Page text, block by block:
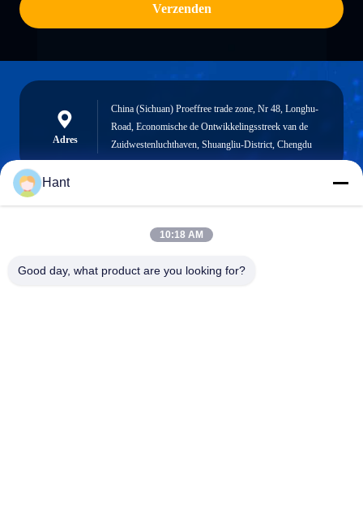
Verzenden
Adres
China (Sichuan) Proeffree trade zone, Nr 48, Longhu-
Road, Economische de Ontwikkelingsstreek van de
Zuidwestenluchthaven, Shuangliu-District, Chengdu
Sales03@chinafibercable.com
Hant
10:18 AM
Good day, what product are you looking for?